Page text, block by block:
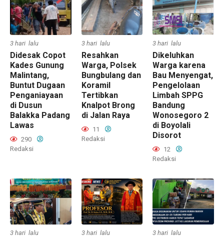
3 hari lalu
Didesak Copot
Kades Gunung
Malintang,
Buntut Dugaan
Penganiayaan
di Dusun
Balakka Padang
Lawas
290
Redaksi
3 hari lalu
Resahkan
Warga, Polsek
Bungbulang dan
Koramil
Tertibkan
Knalpot Brong
di Jalan Raya
11
Redaksi
3 hari lalu
Dikeluhkan
Warga karena
Bau Menyengat,
Pengelolaan
Limbah SPPG
Bandung
Wonosegoro 2
di Boyolali
Disorot
12
Redaksi
3 hari lalu 3 hari lalu 3 hari lalu